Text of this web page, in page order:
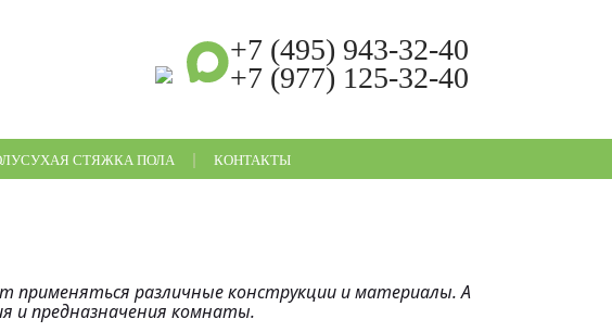
+7 (495) 943-32-40
+7 (977) 125-32-40
СТЯЖКА ПОЛА КОНТАКТЫ
применяться различные конструкции и материалы. А
и предназначения комнаты.